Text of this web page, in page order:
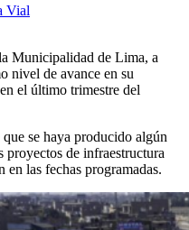
Vial
Municipalidad de Lima, a
nivel de avance en su
el último trimestre del
se haya producido algún
proyectos de infraestructura
las fechas programadas.